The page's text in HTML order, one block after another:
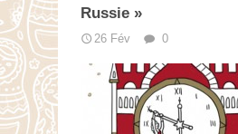
Russie »
26 Fév 0